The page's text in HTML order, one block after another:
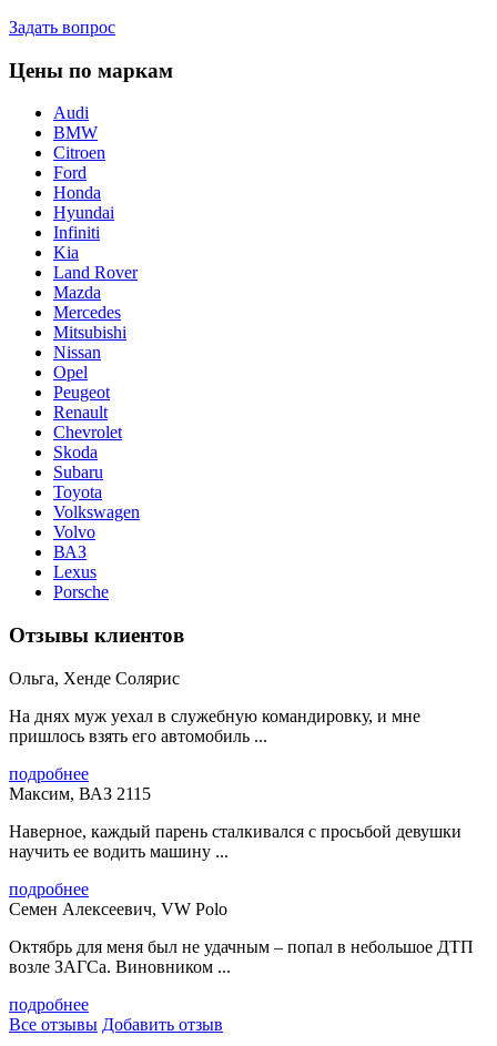
Задать вопрос
Цены по маркам
Audi
BMW
Citroen
Ford
Honda
Hyundai
Infiniti
Kia
Land Rover
Mazda
Merсedes
Mitsubishi
Nissan
Opel
Peugeot
Renault
Chevrolet
Skoda
Subaru
Toyota
Volkswagen
Volvo
ВАЗ
Lexus
Porsche
Отзывы клиентов
Ольга, Хенде Солярис
На днях муж уехал в служебную командировку, и мне
пришлось взять его автомобиль ...
подробнее
Максим, ВАЗ 2115
Наверное, каждый парень сталкивался с просьбой девушки
научить ее водить машину ...
подробнее
Семен Алексеевич, VW Polo
Октябрь для меня был не удачным – попал в небольшое ДТП
возле ЗАГСа. Виновником ...
подробнее
Все отзывы Добавить отзыв